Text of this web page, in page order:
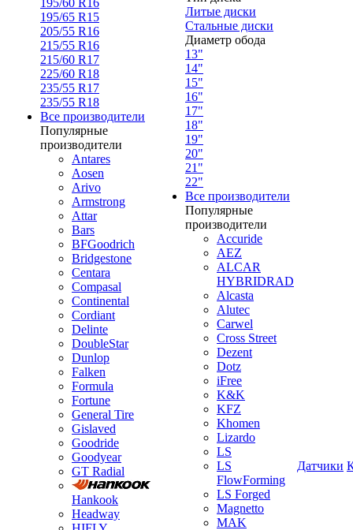
195/60 R16
195/65 R15
205/55 R16
215/55 R16
215/60 R17
225/60 R18
235/55 R17
235/55 R18
Все производители
Популярные
производители
Antares
Aosen
Arivo
Armstrong
Attar
Bars
BFGoodrich
Bridgestone
Centara
Compasal
Continental
Cordiant
Delinte
DoubleStar
Dunlop
Falken
Formula
Fortune
General Tire
Gislaved
Goodride
Goodyear
GT Radial
Hankook
Headway
Литые диски
Стальные диски
Диаметр обода
13"
14"
15"
16"
17"
18"
19"
20"
21"
22"
Все производители
Популярные
производители
Accuride
AEZ
ALCAR
HYBRIDRAD
Alcasta
Alutec
Carwel
Cross Street
Dezent
Dotz
iFree
K&K
KFZ
Khomen
Lizardo
LS
LS
FlowForming
LS Forged
Magnetto
MAK
Датчики